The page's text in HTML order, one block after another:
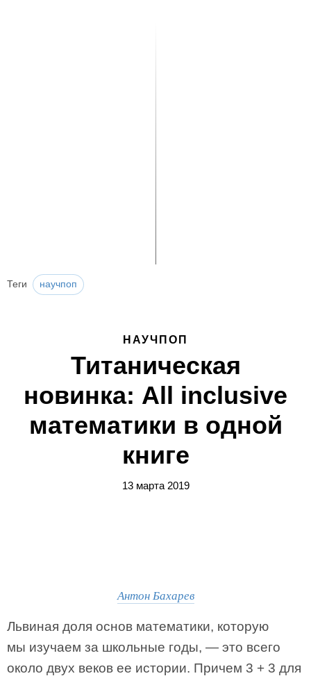
Теги научпоп
НАУЧПОП
Титаническая
новинка: All inclusive
математики в одной
книге
13 марта 2019
Антон Бахарев
Львиная доля основ математики, которую
мы изучаем за школьные годы, — это всего
около двух веков ее истории. Причем 3 + 3 для